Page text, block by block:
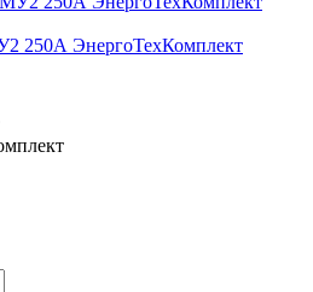
250А ЭнергоТехКомплект